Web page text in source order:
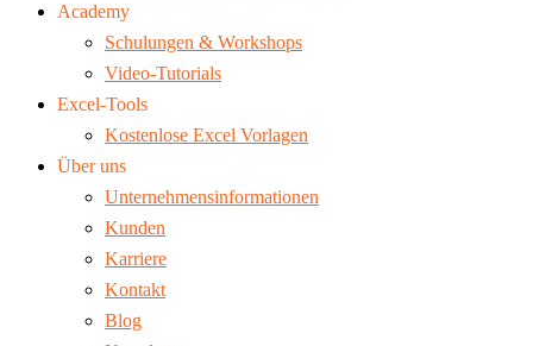
Academy
Schulungen & Workshops
Video-Tutorials
Excel-Tools
Kostenlose Excel Vorlagen
Über uns
Unternehmensinformationen
Kunden
Karriere
Kontakt
Blog